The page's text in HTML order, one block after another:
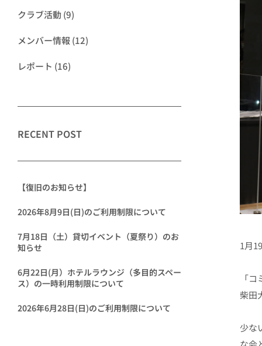
クラブ活動 (9)
メンバー情報 (12)
レポート (16)
RECENT POST
【復旧のお知らせ】
2026年8月9日(日)のご利用制限について
7月18日（土）貸切イベント（夏祭り）のお
知らせ
6月22日(月）ホテルラウンジ（多目的スペー
ス）の一時利用制限について
2026年6月28日(日)のご利用制限について
1月
「
柴田
少な